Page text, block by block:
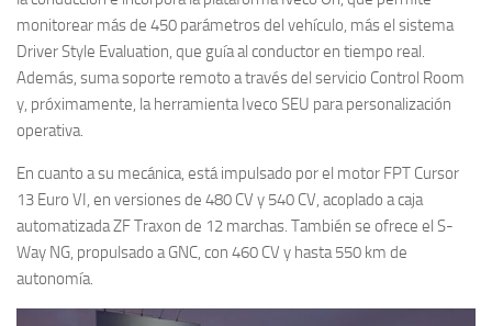
monitorear más de 450 parámetros del vehículo, más el sistema
Driver Style Evaluation, que guía al conductor en tiempo real.
Además, suma soporte remoto a través del servicio Control Room
y, próximamente, la herramienta Iveco SEU para personalización
operativa.
En cuanto a su mecánica, está impulsado por el motor FPT Cursor
13 Euro VI, en versiones de 480 CV y 540 CV, acoplado a caja
automatizada ZF Traxon de 12 marchas. También se ofrece el S-
Way NG, propulsado a GNC, con 460 CV y hasta 550 km de
autonomía.